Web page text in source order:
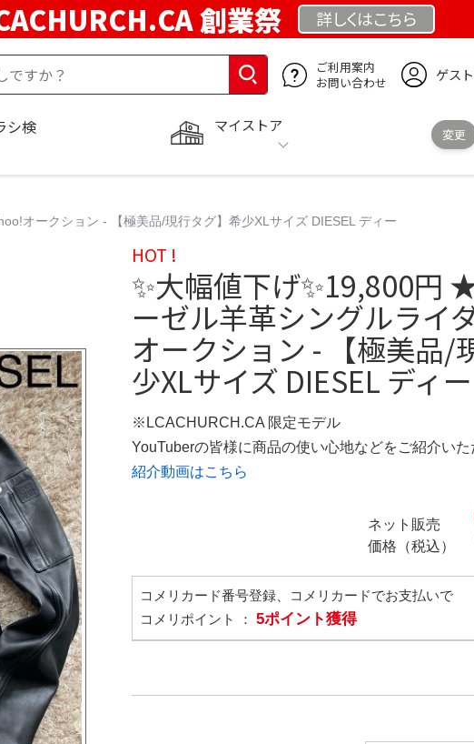
創業祭 詳しくはこちら
ご利用案内
お問い合わせ
ゲス
マイストア
変更
シ検
オークション - 【極美品/現行タグ】希少XLサイズ DIESEL ディー
HOT !
✨大幅値下げ✨19,800円
ーゼル羊革シングルライ
オークション - 【極美品/
少XLサイズ DIESEL ディー
※LCACHURCH.CA 限定モデル
YouTuberの皆様に商品の使い心地などをご紹介いた
紹介動画はこちら
ネット販売
価格（税込）
コメリカード番号登録、コメリカードでお支払いで
コメリポイント ： 5ポイント獲得